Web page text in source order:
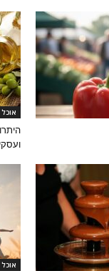
אוכל
ועסקי
אוכל